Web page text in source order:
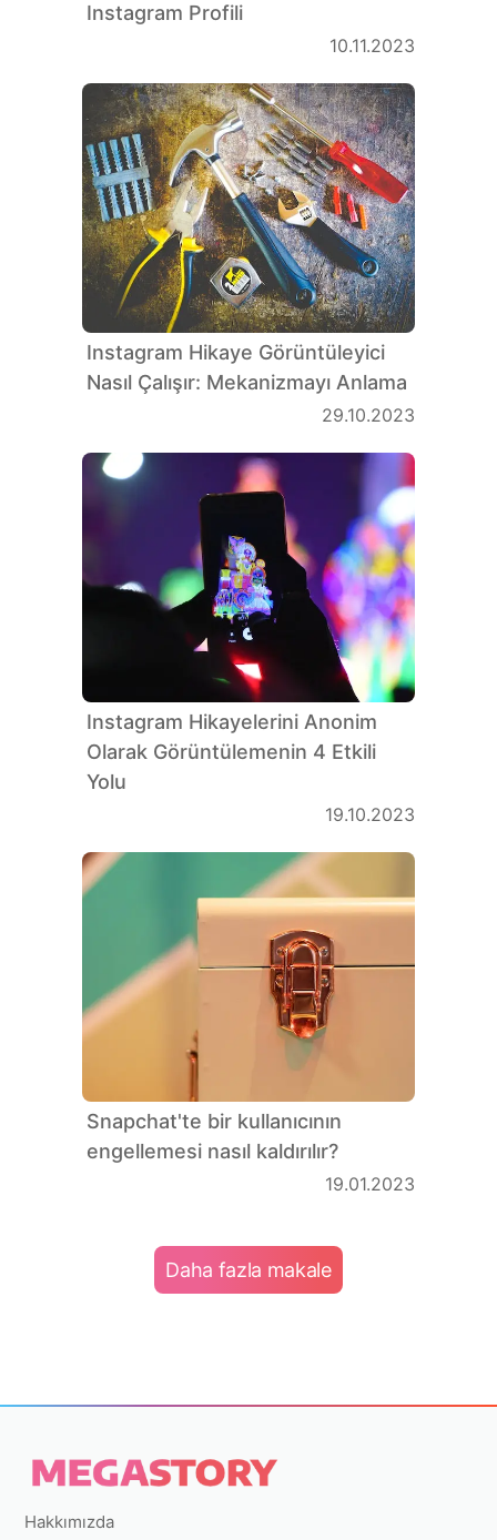
Instagram Profili
10.11.2023
Instagram Hikaye Görüntüleyici
Nasıl Çalışır: Mekanizmayı Anlama
29.10.2023
Instagram Hikayelerini Anonim
Olarak Görüntülemenin 4 Etkili
Yolu
19.10.2023
Snapchat'te bir kullanıcının
engellemesi nasıl kaldırılır?
19.01.2023
Daha fazla makale
Hakkımızda